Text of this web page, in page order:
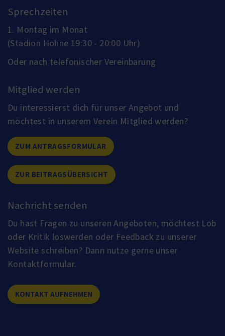
Sprechzeiten
1. Montag im Monat
(Stadion Hohne 19:30 - 20:00 Uhr)
Oder nach telefonischer Vereinbarung
Mitglied werden
Du interessierst dich für unser Angebot und
möchtest in unserem Verein Mitglied werden?
ZUM ANTRAGSFORMULAR
ZUR BEITRAGSÜBERSICHT
Nachricht senden
Du hast Fragen zu unseren Angeboten, möchtest Lob
oder Kritik loswerden oder Feedback zu unserer
Website schreiben? Dann nutze gerne unser
Kontaktformular.
KONTAKT AUFNEHMEN